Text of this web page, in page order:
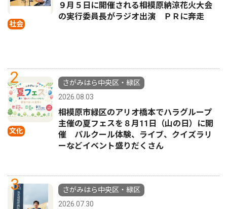
社会
９月５日に開催される相模原納涼花火大会
の実行委員長がラジオ出演 ＰＲに奔走
2
文化
さがみはら中央区・緑区
2026.08.03
相模原市緑区のアリオ橋本でハラグループ
主催の夏フェスを８月11日（山の日）に開
催 パルクール体験、ライブ、クイズラリ
ーなどイベント盛りだくさん
3
さがみはら中央区・緑区
2026.07.30